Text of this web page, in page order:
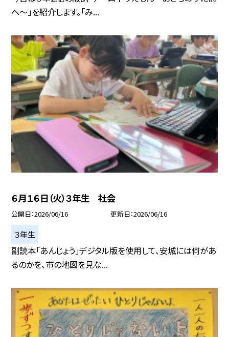
へ～」を紹介します。「み...
６月１６日（火）３年生 社会
公開日 2026/06/16 更新日 2026/06/16
３年生
副読本「あんじょう」デジタル版を使用して、安城には何があ
るのかを、市の地図を見な...